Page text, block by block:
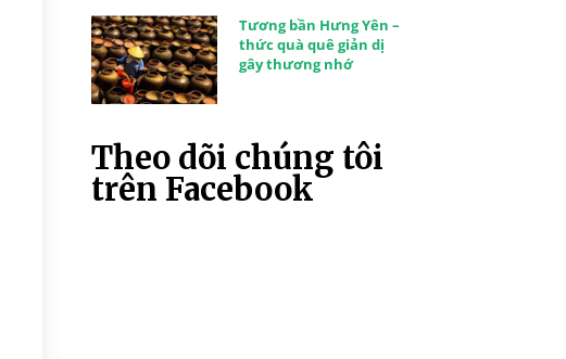
Tương bần Hưng Yên –
thức quà quê giản dị
gây thương nhớ
Theo dõi chúng tôi
trên Facebook